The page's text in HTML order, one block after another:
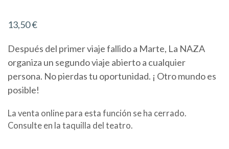
basado en
de clientes
13,50€
Después del primer viaje fallido a Marte, La NAZA
organiza un segundo viaje abierto a cualquier
persona. No pierdas tu oportunidad. ¡ Otro mundo es
posible!
La venta online para esta función se ha cerrado.
Consulte en la taquilla del teatro.